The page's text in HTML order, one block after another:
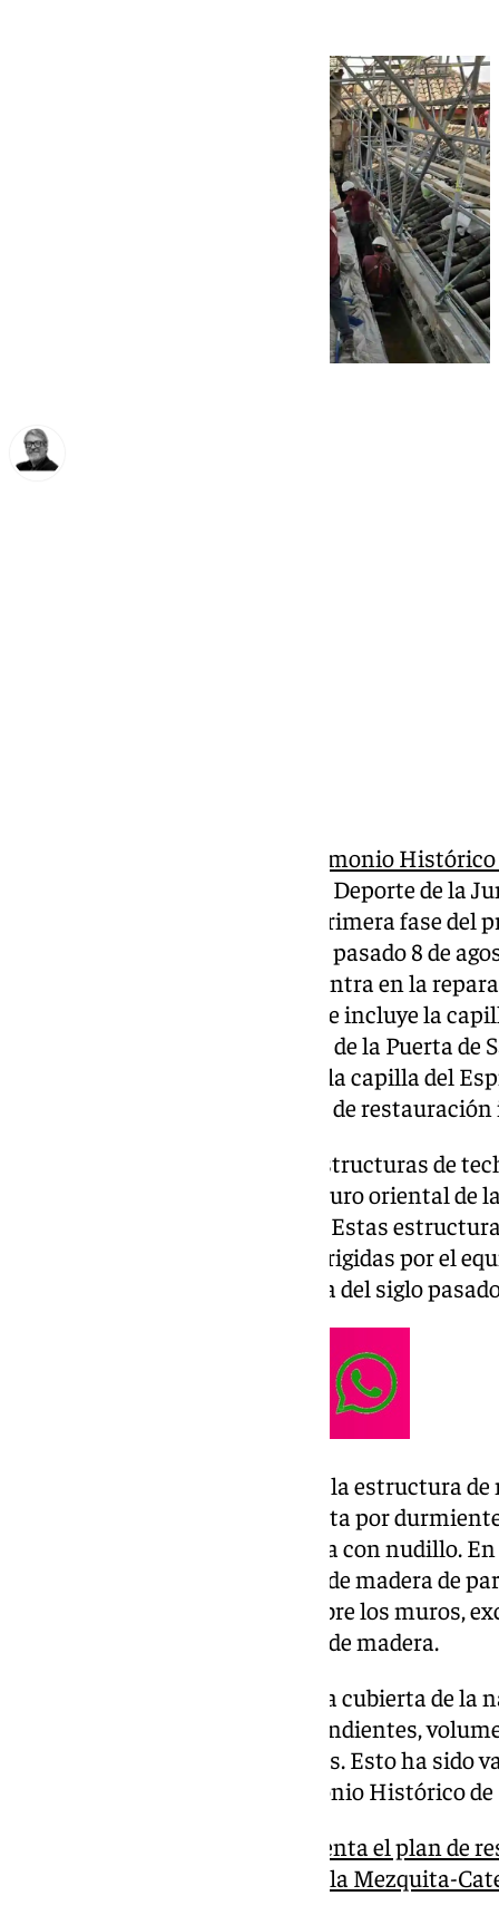
Comisión Provincial de Patrimonio Histórico
delegado territorial de Cultura y Deporte de la
Lucena, ha dado luz verde a la primera fase del
incendio del pasado 8 de
. Este primer paso se centra en la
en la nave 1 del monumento, que incluye la
San Nicolás de Bari, el vestíbulo de la Puerta
Anunciación (o Encarnación) y la capilla del
fase, se llevarán a cabo trabajos de
Las cubiertas a restaurar son estructuras de
entre las canales paralelas al muro oriental de
que corona la primera arquería. Estas
intervenciones dirigidas por el
Catedral desde los años ochentadel siglo
En la capilla del Espíritu Santo, la estructura
, está compuesta por
tirantes y cerchas de par e hilera con nudillo.
estructura consiste en cerchas de madera de
que se apoyan directamente sobre los muros,
Nicolás, donde hay durmientes de madera.
El proyecto propone restaurar la cubierta de la
manteniendo la disposición, pendientes,
materiales y acabados originales. Esto ha sido
Comisión Provincial de Patrimonio Histórico de
El Cabildo de Córdoba presenta el plan de
dañadas por el incendio en la Mezquita-